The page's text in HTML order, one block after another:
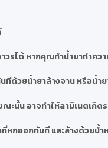
รได้ หากคุณทำน้ำยาทำค
ด้วยน้ำยาล้างจาน หรือน้ำ
ะนั้น อาจทำให้ลามิเนตเกิ
หกออกทันที และล้างด้วยน้ำ